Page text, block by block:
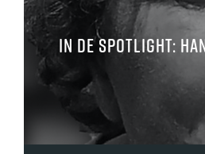
In de spotlight: